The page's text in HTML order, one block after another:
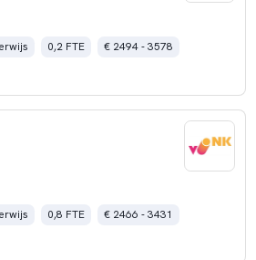
0,2 FTE
€ 2494 - 3578
0,8 FTE
€ 2466 - 3431